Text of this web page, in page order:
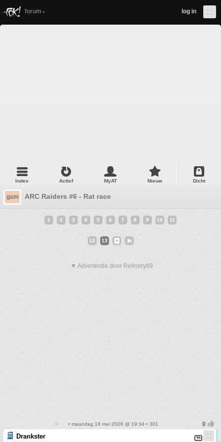
forum log in
Index Actief MyAT Nieuw Dicht
gam ARC Raiders #6 - Rat race
1 2 3 4 5 6 7 8 9 10 11
12 13
▼ Advertentie door Refinery89
• maandag 18 mei 2026 @ 19:34 • 301
Drankster